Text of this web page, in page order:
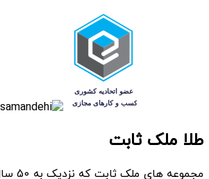
طلا ملک ثابت